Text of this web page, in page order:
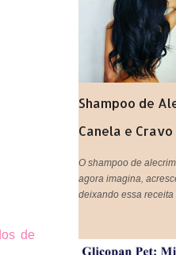
de
Shampoo de
Canela e Cravo
O shampoo de
agora imagina,
deixando essa